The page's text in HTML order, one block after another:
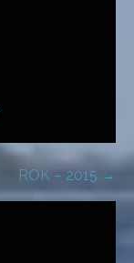
ROK – 2015 →